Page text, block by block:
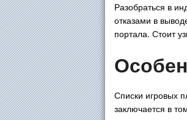
Разобраться в
отказами в
портала. Стоит
Списки игровых
заключается в